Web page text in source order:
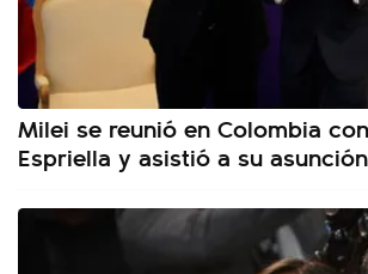
Milei se reunió en Colombia
Espriella y asistió a su